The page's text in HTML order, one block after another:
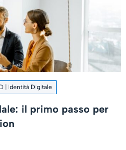
| Identità Digitale
il primo passo per